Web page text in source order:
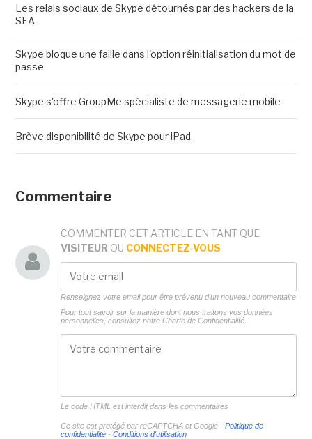
Les relais sociaux de Skype détournés par des hackers de la
SEA
Skype bloque une faille dans l'option réinitialisation du mot de
passe
Skype s'offre GroupMe spécialiste de messagerie mobile
Brève disponibilité de Skype pour iPad
Commentaire
COMMENTER CET ARTICLE EN TANT QUE
VISITEUR OU CONNECTEZ-VOUS
Renseignez votre email pour être prévenu d'un nouveau commentaire
Pour tout savoir sur la manière dont nous traitons vos données
personnelles, consultez notre Charte de Confidentialité.
Le code HTML est interdit dans les commentaires
Ce site est protégé par reCAPTCHA et Google - Politique de
confidentialité- Conditions d'utilisation